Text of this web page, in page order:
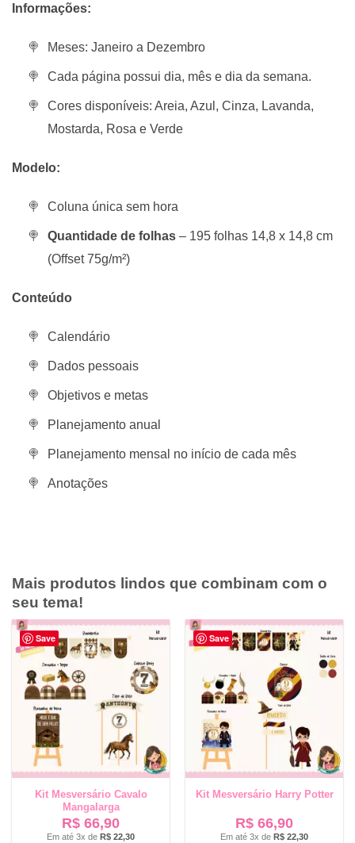
Informações:
Meses: Janeiro a Dezembro
Cada página possui dia, mês e dia da semana.
Cores disponíveis: Areia, Azul, Cinza, Lavanda,
Mostarda, Rosa e Verde
Modelo:
Coluna única sem hora
Quantidade de folhas– 195 folhas 14,8 x 14,8 cm
(Offset 75g/m²)
Conteúdo
Calendário
Dados pessoais
Objetivos e metas
Planejamento anual
Planejamento mensal no início de cada mês
Anotações
Mais produtos lindos que combinam com o
seu tema!
Save
Kit Mesversário Cavalo
Mangalarga
R$ 66,90
Em até 3x de R$ 22,30
Save
Kit Mesversário Harry Potter
R$ 66,90
Em até 3x de R$ 22,30